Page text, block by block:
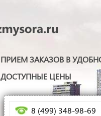
ПРИЕМ ЗАКАЗОВ В
ДОСТУПНЫЕ ЦЕНЫ
8 (499) 348-98-69